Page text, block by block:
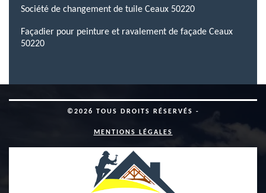
Société de changement de tuile Ceaux 50220
Façadier pour peinture et ravalement de façade Ceaux
50220
©2026 TOUS DROITS RÉSERVÉS -
MENTIONS LÉGALES